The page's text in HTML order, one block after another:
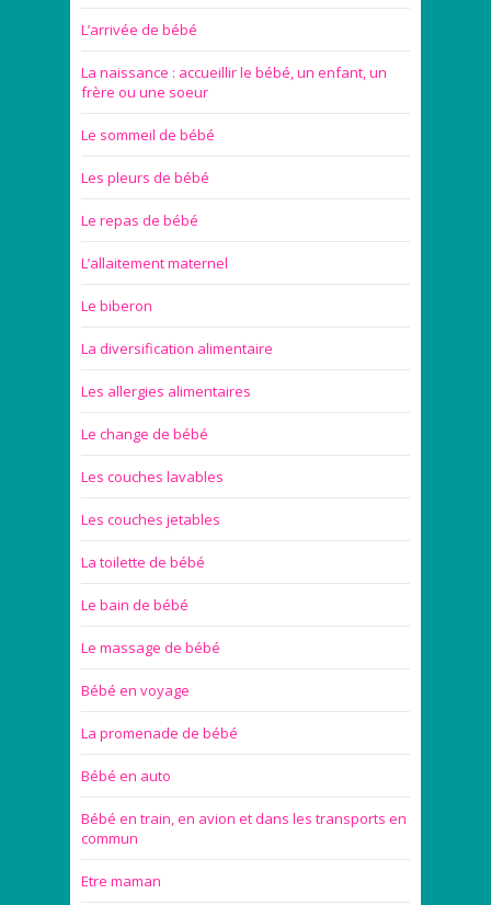
L’arrivée de bébé
La naissance : accueillir le bébé, un enfant, un
frère ou une soeur
Le sommeil de bébé
Les pleurs de bébé
Le repas de bébé
L’allaitement maternel
Le biberon
La diversification alimentaire
Les allergies alimentaires
Le change de bébé
Les couches lavables
Les couches jetables
La toilette de bébé
Le bain de bébé
Le massage de bébé
Bébé en voyage
La promenade de bébé
Bébé en auto
Bébé en train, en avion et dans les transports en
commun
Etre maman